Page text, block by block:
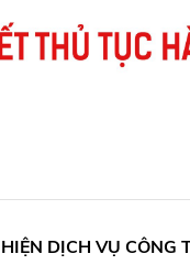
DỊCH VỤ CÔNG